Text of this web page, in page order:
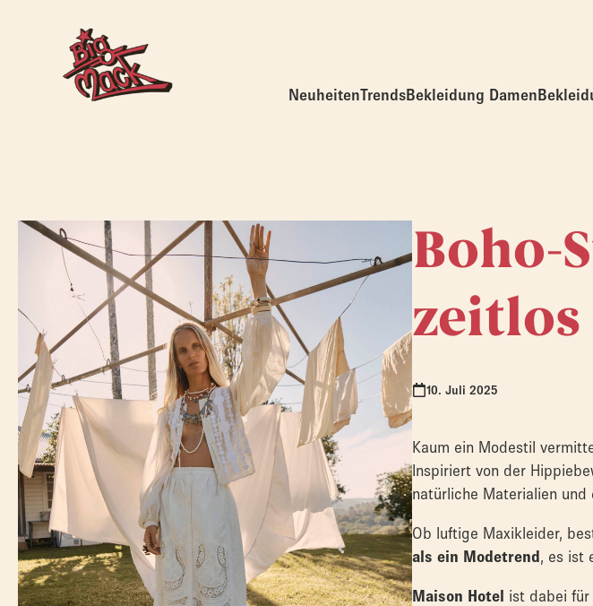
NeuheitenTrendsBekleidung Damen
Boho-
zeitlos
10. Juli 2025
Kaum ein Modestil
Inspiriert von der
natürliche Materialien
Ob luftige Maxikleider,
als ein Modetrend, es ist
Maison Hotel ist dabei für